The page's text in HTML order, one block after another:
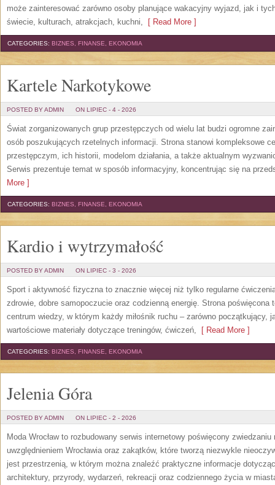
może zainteresować zarówno osoby planujące wakacyjny wyjazd, jak i
świecie, kulturach, atrakcjach, kuchni, [ Read More ]
CATEGORIES: BIZNES, FINANSE, EKONOMIA
Kartele Narkotykowe
POSTED BY ADMIN ON LIPIEC - 4 - 2026
Świat zorganizowanych grup przestępczych od wielu lat budzi ogromne
osób poszukujących rzetelnych informacji. Strona stanowi kompleksowe
przestępczym, ich historii, modelom działania, a także aktualnym
Serwis prezentuje temat w sposób informacyjny, koncentrując się na
More ]
CATEGORIES: BIZNES, FINANSE, EKONOMIA
Kardio i wytrzymałość
POSTED BY ADMIN ON LIPIEC - 3 - 2026
Sport i aktywność fizyczna to znacznie więcej niż tylko regularne
zdrowie, dobre samopoczucie oraz codzienną energię. Strona poświęcona
centrum wiedzy, w którym każdy miłośnik ruchu – zarówno początkujący,
wartościowe materiały dotyczące treningów, ćwiczeń, [ Read More ]
CATEGORIES: BIZNES, FINANSE, EKONOMIA
Jelenia Góra
POSTED BY ADMIN ON LIPIEC - 2 - 2026
Moda Wrocław to rozbudowany serwis internetowy poświęcony
uwzględnieniem Wrocławia oraz zakątków, które tworzą niezwykle
jest przestrzenią, w którym można znaleźć praktyczne informacje
architektury, przyrody, wydarzeń, rekreacji oraz codziennego życia w